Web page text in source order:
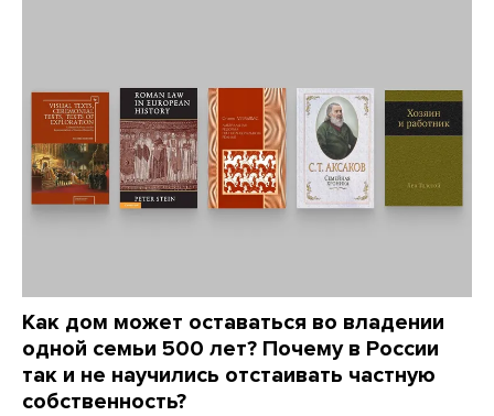
Как дом может оставаться во владении
одной семьи 500 лет? Почему в России
так и не научились отстаивать частную
собственность?